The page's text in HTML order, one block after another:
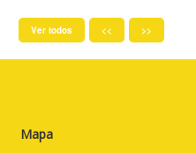
Ver todos << >>
Mapa